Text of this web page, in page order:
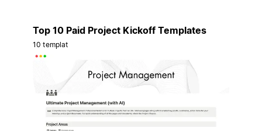
Top 10 Paid Project Kickoff Templates
10 templat